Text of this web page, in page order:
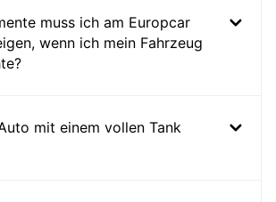
muss ich am Europcar
wenn ich mein Fahrzeug
mit einem vollen Tank